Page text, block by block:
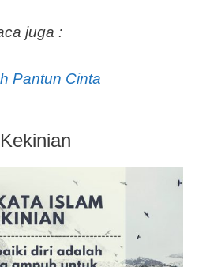
juga :
Pantun Cinta